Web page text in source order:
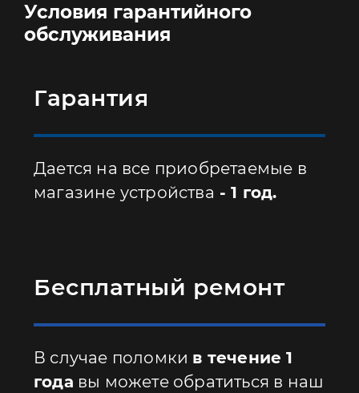
Условия гарантийного
обслуживания
Гарантия
Дается на все приобретаемые в
магазине устройства - 1 год.
Бесплатный ремонт
В случае поломки в течение 1
года вы можете обратиться в наш